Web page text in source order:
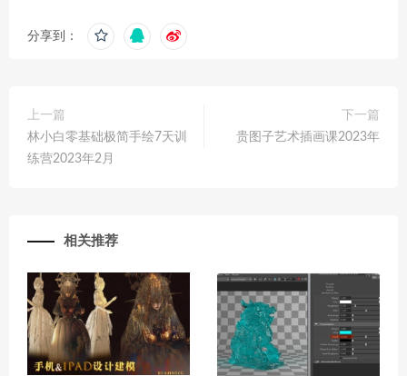
分享到：
上一篇
林小白零基础极简手绘7天训
练营2023年2月
下一篇
贵图子艺术插画课2023年
相关推荐